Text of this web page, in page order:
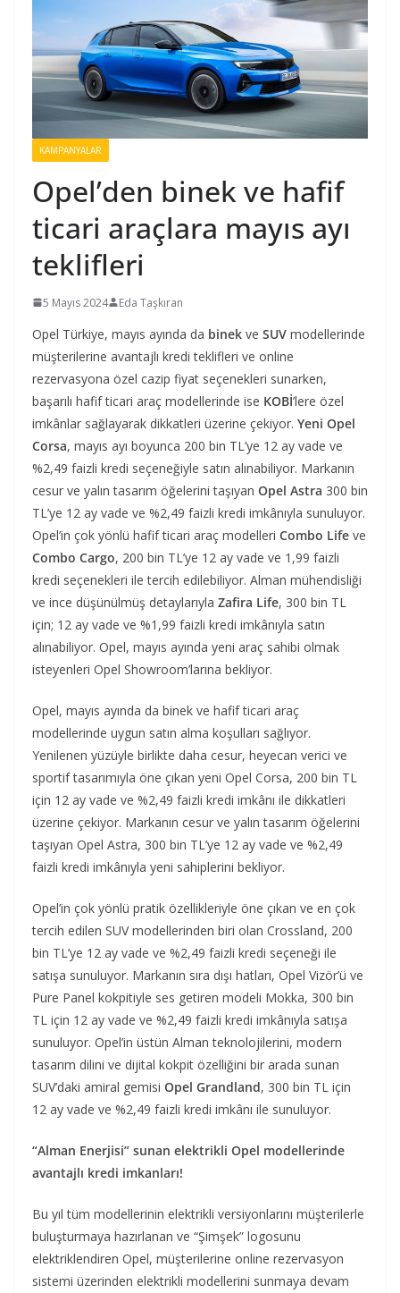
KAMPANYALAR
Opel’den binek ve hafif
ticari araçlara mayıs ayı
teklifleri
5 Mayıs 2024 Eda Taşkıran
Opel Türkiye, mayıs ayında da binek ve SUV modellerinde
müşterilerine avantajlı kredi teklifleri ve online
rezervasyona özel cazip fiyat seçenekleri sunarken,
başarılı hafif ticari araç modellerinde ise KOBİ’lere özel
imkânlar sağlayarak dikkatleri üzerine çekiyor. Yeni Opel
Corsa, mayıs ayı boyunca 200 bin TL’ye 12 ay vade ve
%2,49 faizli kredi seçeneğiyle satın alınabiliyor. Markanın
cesur ve yalın tasarım öğelerini taşıyan Opel Astra 300 bin
TL’ye 12 ay vade ve %2,49 faizli kredi imkânıyla sunuluyor.
Opel’in çok yönlü hafif ticari araç modelleri Combo Life ve
Combo Cargo, 200 bin TL’ye 12 ay vade ve 1,99 faizli
kredi seçenekleri ile tercih edilebiliyor. Alman mühendisliği
ve ince düşünülmüş detaylarıyla Zafira Life, 300 bin TL
için; 12 ay vade ve %1,99 faizli kredi imkânıyla satın
alınabiliyor. Opel, mayıs ayında yeni araç sahibi olmak
isteyenleri Opel Showroom’larına bekliyor.
Opel, mayıs ayında da binek ve hafif ticari araç
modellerinde uygun satın alma koşulları sağlıyor.
Yenilenen yüzüyle birlikte daha cesur, heyecan verici ve
sportif tasarımıyla öne çıkan yeni Opel Corsa, 200 bin TL
için 12 ay vade ve %2,49 faizli kredi imkânı ile dikkatleri
üzerine çekiyor. Markanın cesur ve yalın tasarım öğelerini
taşıyan Opel Astra, 300 bin TL’ye 12 ay vade ve %2,49
faizli kredi imkânıyla yeni sahiplerini bekliyor.
Opel’in çok yönlü pratik özellikleriyle öne çıkan ve en çok
tercih edilen SUV modellerinden biri olan Crossland, 200
bin TL’ye 12 ay vade ve %2,49 faizli kredi seçeneği ile
satışa sunuluyor. Markanın sıra dışı hatları, Opel Vizör’ü ve
Pure Panel kokpitiyle ses getiren modeli Mokka, 300 bin
TL için 12 ay vade ve %2,49 faizli kredi imkânıyla satışa
sunuluyor. Opel’in üstün Alman teknolojilerini, modern
tasarım dilini ve dijital kokpit özelliğini bir arada sunan
SUV’daki amiral gemisi Opel Grandland, 300 bin TL için
12 ay vade ve %2,49 faizli kredi imkânı ile sunuluyor.
“Alman Enerjisi” sunan elektrikli Opel modellerinde
avantajlı kredi imkanları!
Bu yıl tüm modellerinin elektrikli versiyonlarını müşterilerle
buluşturmaya hazırlanan ve “Şimşek” logosunu
elektriklendiren Opel, müşterilerine online rezervasyon
sistemi üzerinden elektrikli modellerini sunmaya devam